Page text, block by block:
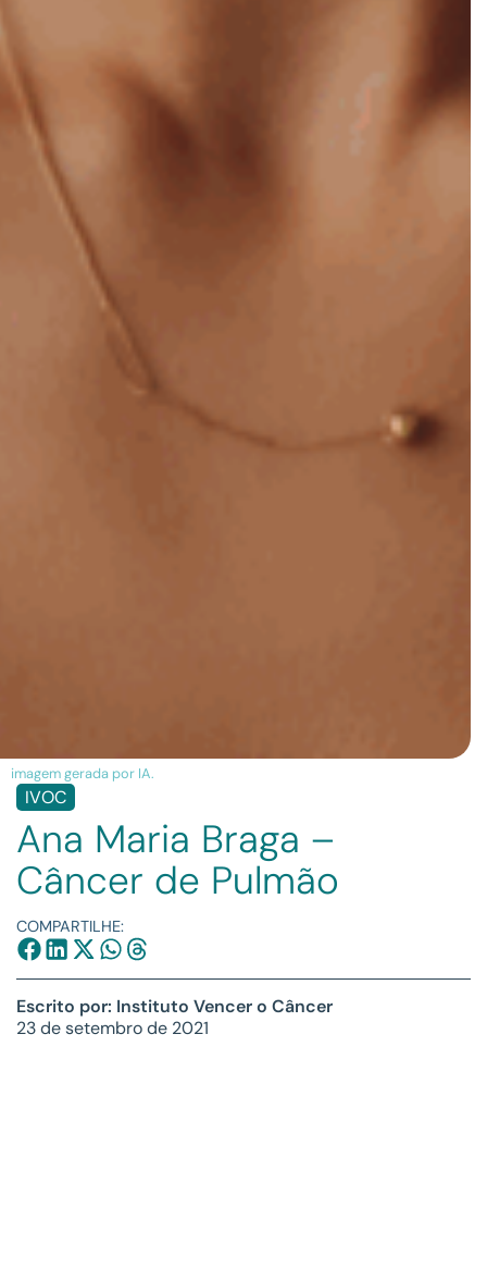
imagem gerada por IA.
IVOC
Ana Maria Braga –
Câncer de Pulmão
COMPARTILHE:
Escrito por: Instituto Vencer o Câncer
23 de setembro de 2021